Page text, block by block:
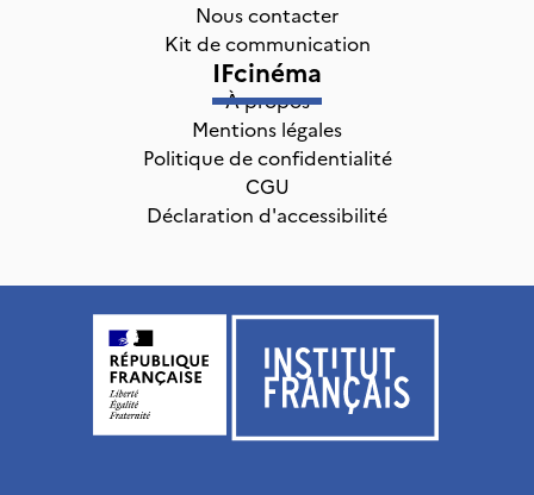
Nous contacter
Kit de communication
IFcinéma
À propos
Mentions légales
Politique de confidentialité
CGU
Déclaration d'accessibilité